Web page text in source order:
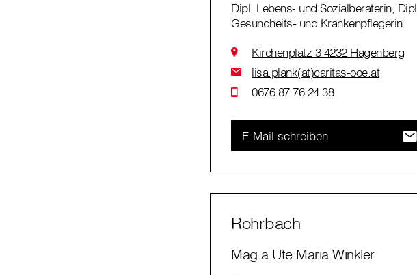
Dipl. Lebens- und Sozialberaterin, Dipl.
Gesundheits- und Krankenpflegerin
Kirchenplatz 3 4232 Hagenberg
lisa.plank(at)caritas-ooe.at
0676 87 76 24 38
E-Mail schreiben
Rohrbach
Mag.a Ute Maria Winkler